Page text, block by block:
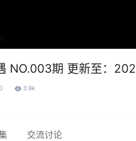
NO.003期 更新至：
3.9k
交流讨论